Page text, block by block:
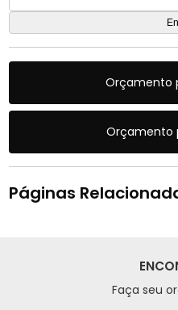
Orçamento
Orçamento
Páginas
Faça seu